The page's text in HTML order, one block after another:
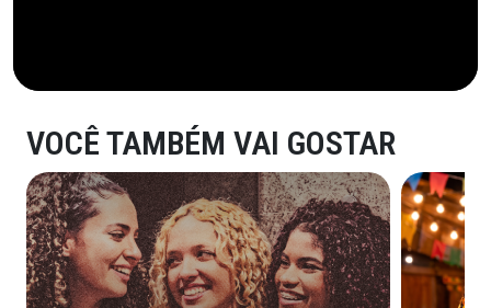
VOCÊ TAMBÉM VAI GOSTAR